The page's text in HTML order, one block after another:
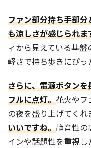
ファン部分持ち手部
も涼しさが感じられま
ィから見えている基
軽さで持ち歩きにぴっ
さらに、電源ボタン
フルに点灯。花火やフ
の夜を盛り上げてくれ
いいですね。静音性の
インや話題性を重視し